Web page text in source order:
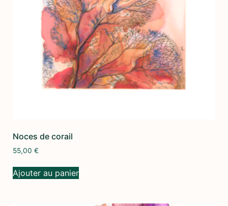
Noces de corail
55,00 €
Ajouter au panier